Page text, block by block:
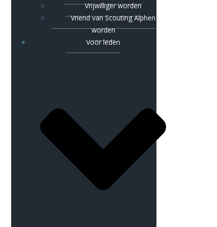
Vrijwilliger worden
Vriend van Scouting Alphen
worden
Voor leden